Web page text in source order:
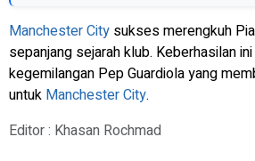
Manchester City sukses merengkuh
sepanjang sejarah klub. Keberhasilan
kegemilangan Pep Guardiola yang
untuk Manchester City.
Editor : Khasan Rochmad